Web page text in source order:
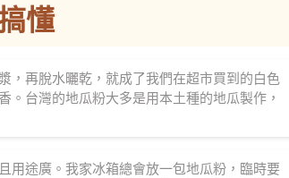
懂
，再脫水曬乾，就成了我們在超市買到的白色
台灣的地瓜粉大多是用本土種的地瓜製作，
用途廣。我家冰箱總會放一包地瓜粉，臨時要